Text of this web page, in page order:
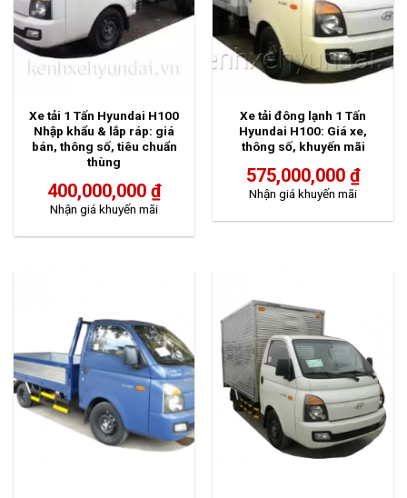
Xe tải 1 Tấn Hyundai H100
Nhập khẩu & lắp ráp: giá
bán, thông số, tiêu chuẩn
thùng
400,000,000 ₫
Nhận giá khuyến mãi
Xe tải đông lạnh 1 Tấn
Hyundai H100: Giá xe,
thông số, khuyến mãi
575,000,000 ₫
Nhận giá khuyến mãi